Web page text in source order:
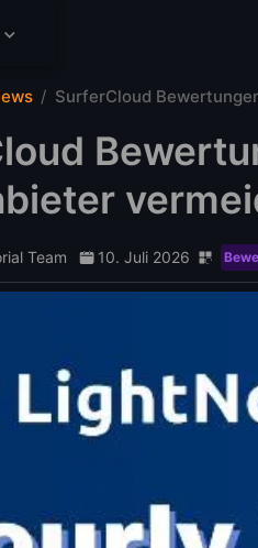
SurferCloud
Team 10. Juli 2026